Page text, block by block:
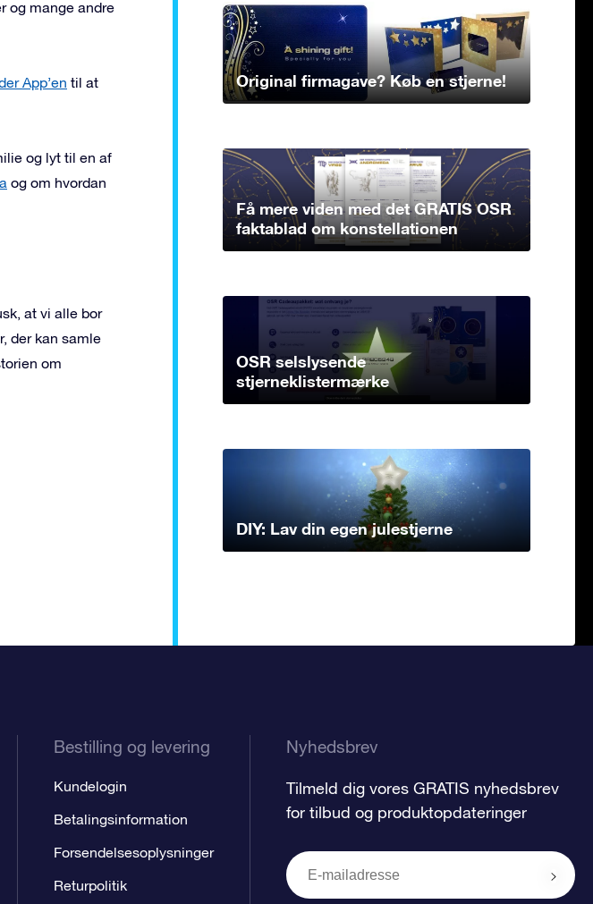
og mange andre
App’en til at
og lyt til en af
og om hvordan
at vi alle bor
der kan samle
om
Original firmagave? Køb en stjerne!
Få mere viden med det GRATIS OSR
faktablad om konstellationen
OSR selslysende
stjerneklistermærke
DIY: Lav din egen julestjerne
Bestilling og levering
Kundelogin
Betalingsinformation
Forsendelsesoplysninger
Returpolitik
Nyhedsbrev
Tilmeld dig vores GRATIS nyhedsbrev
for tilbud og produktopdateringer